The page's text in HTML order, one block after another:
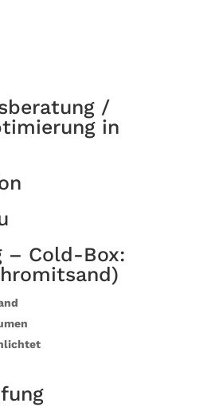
/
in
– Cold-Box: